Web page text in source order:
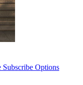
Subscribe Options